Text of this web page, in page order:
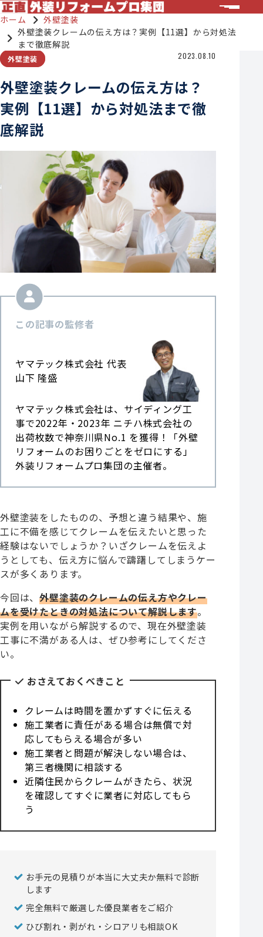
ホーム
外壁塗装
外壁塗装クレームの伝え方は？実例【11選】から対処法
まで徹底解説
外壁塗装 2023.08.10
外壁塗装クレームの伝え方は？
実例【11選】から対処法まで徹
底解説
この記事の監修者
ヤマテック株式会社 代表
山下 隆盛
ヤマテック株式会社は、サイディング工
事で2022年・2023年 ニチハ株式会社の
出荷枚数で神奈川県No.1 を獲得！「外壁
リフォームのお困りごとをゼロにする」
外装リフォームプロ集団の主催者。
外壁塗装をしたものの、予想と違う結果や、施
工に不備を感じてクレームを伝えたいと思った
経験はないでしょうか？いざクレームを伝えよ
うとしても、伝え方に悩んで躊躇してしまうケー
スが多くあります。
今回は、外壁塗装のクレームの伝え方やクレー
ムを受けたときの対処法について解説します。
実例を用いながら解説するので、現在外壁塗装
工事に不満がある人は、ぜひ参考にしてくださ
い。
おさえておくべきこと
クレームは時間を置かずすぐに伝える
施工業者に責任がある場合は無償で対
応してもらえる場合が多い
施工業者と問題が解決しない場合は、
第三者機関に相談する
近隣住民からクレームがきたら、状況
を確認してすぐに業者に対応してもら
う
お手元の見積りが本当に大丈夫か無料で診断
します
完全無料で厳選した優良業者をご紹介
ひび割れ・剥がれ・シロアリも相談OK